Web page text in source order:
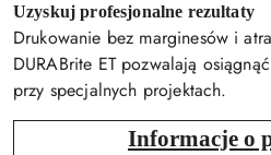
Uzyskuj profesjonalne rezultaty
Drukowanie bez marginesów i
DURABrite ET pozwalają
przy specjalnych projektach.
Informacje o